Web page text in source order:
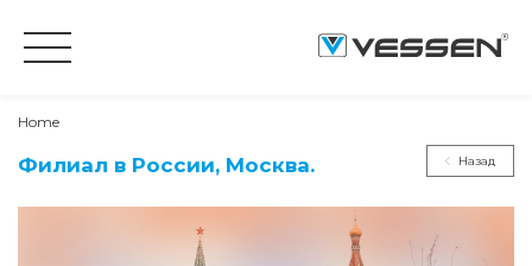
Home
Филиал в России, Москва. Назад